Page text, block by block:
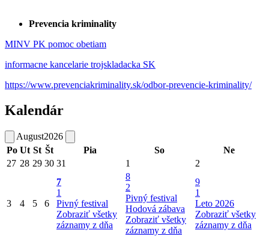
Prevencia kriminality
MINV PK pomoc obetiam
informacne kancelarie trojskladacka SK
https://www.prevenciakriminality.sk/odbor-prevencie-kriminality/
Kalendár
August2026
Po Ut St Št Pia So
Ne
27 28 29 30 31 1 2
3 4 5 6
7
1
Pivný festival
Zobraziť všetky
záznamy z dňa
8
2
Pivný festival
Hodová zábava
Zobraziť všetky
záznamy z dňa
9
1
Leto 2026
Zobraziť všetky
záznamy z dňa